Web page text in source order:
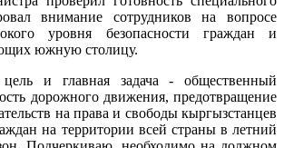
внимание сотрудников на вопросе
уровня безопасности граждан и
южную столицу.
и главная задача - общественный
дорожного движения, предотвращение
на права и свободы кыргызстанцев
на территории всей страны в летний